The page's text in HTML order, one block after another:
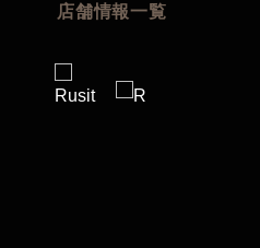
店舗情報一覧